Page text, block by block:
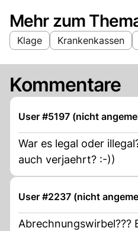
Mehr zum
Klage Krankenkassen
Kommentare
User #5197 (nicht
War es legal oder illegal?
auch verjaehrt? :-))
User #2237 (nicht
Abrechnungswirbel???